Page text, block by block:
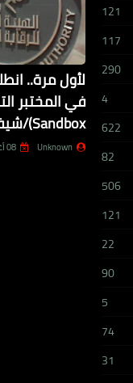
121
117
290
4
622
82
506
121
22
90
5
74
31
لأول مرة..
Sandbox)/شيفاتايمز
Unknown 08 أغسطس 2026